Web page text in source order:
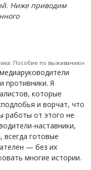
Ниже приводим
Пособие по выживанию».
противники. Я
которые
и ворчат, что
работы от этого не
наставники,
готовые
— без их
многие истории.